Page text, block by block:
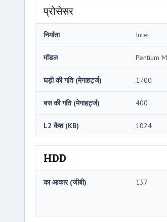
प्रोसेसर
निर्माता Intel
मॉडल Pentium M
घड़ी की गति (मेगाहर्ट्ज) 1700
बस की गति (मेगाहर्ट्ज) 400
L2 कैश (KB) 1024
HDD
का आकार (जीबी) 137